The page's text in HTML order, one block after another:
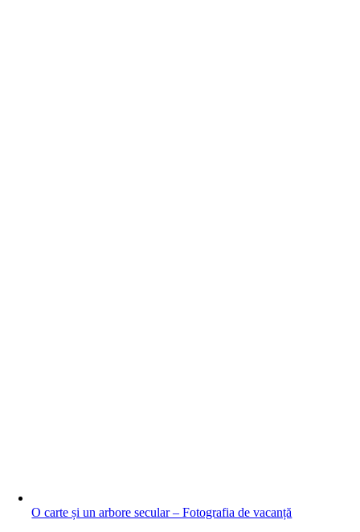
O carte și un arbore secular – Fotografia de vacanță